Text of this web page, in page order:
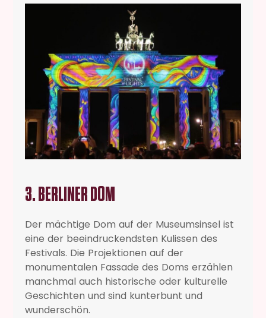
3. BERLINER DOM
Der mächtige Dom auf der Museumsinsel ist
eine der beeindruckendsten Kulissen des
Festivals. Die Projektionen auf der
monumentalen Fassade des Doms erzählen
manchmal auch historische oder kulturelle
Geschichten und sind kunterbunt und
wunderschön.